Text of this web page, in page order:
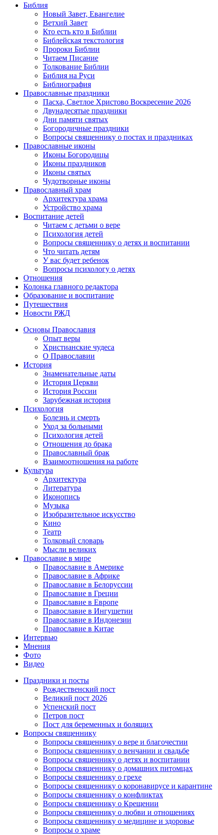
Библия
Новый Завет, Евангелие
Ветхий Завет
Кто есть кто в Библии
Библейская текстология
Пророки Библии
Читаем Писание
Толкование Библии
Библия на Руси
Библиография
Православные праздники
Пасха, Светлое Христово Воскресение 2026
Двунадесятые праздники
Дни памяти святых
Богородичные праздники
Вопросы священнику о постах и праздниках
Православные иконы
Иконы Богородицы
Иконы праздников
Иконы святых
Чудотворные иконы
Православный храм
Архитектура храма
Устройство храма
Воспитание детей
Читаем с детьми о вере
Психология детей
Вопросы священнику о детях и воспитании
Что читать детям
У вас будет ребенок
Вопросы психологу о детях
Отношения
Колонка главного редактора
Образование и воспитание
Путешествия
Новости РЖД
Основы Православия
Опыт веры
Христианские чудеса
О Православии
История
Знаменательные даты
История Церкви
История России
Зарубежная история
Психология
Болезнь и смерть
Уход за больными
Психология детей
Отношения до брака
Православный брак
Взаимоотношения на работе
Культура
Архитектура
Литература
Иконопись
Музыка
Изобразительное искусство
Кино
Театр
Толковый словарь
Мысли великих
Православие в мире
Православие в Америке
Православие в Африке
Православие в Белоруссии
Православие в Греции
Православие в Европе
Православие в Ингушетии
Православие в Индонезии
Православие в Китае
Интервью
Мнения
Фото
Видео
Праздники и посты
Рождественский пост
Великий пост 2026
Успенский пост
Петров пост
Пост для беременных и болящих
Вопросы священнику
Вопросы священнику о вере и благочестии
Вопросы священнику о венчании и свадьбе
Вопросы священнику о детях и воспитании
Вопросы священнику о домашних питомцах
Вопросы священнику о грехе
Вопросы священнику о коронавирусе и карантине
Вопросы священнику о конфликтах
Вопросы священнику о Крещении
Вопросы священнику о любви и отношениях
Вопросы священнику о медицине и здоровье
Вопросы о храме